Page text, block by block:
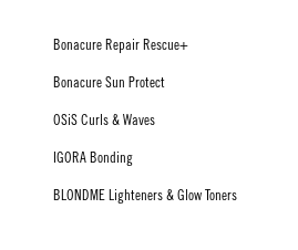
Bonacure Repair Rescue+
Bonacure Sun Protect
OSiS Curls & Waves
IGORA Bonding
BLONDME Lighteners & Glow Toners